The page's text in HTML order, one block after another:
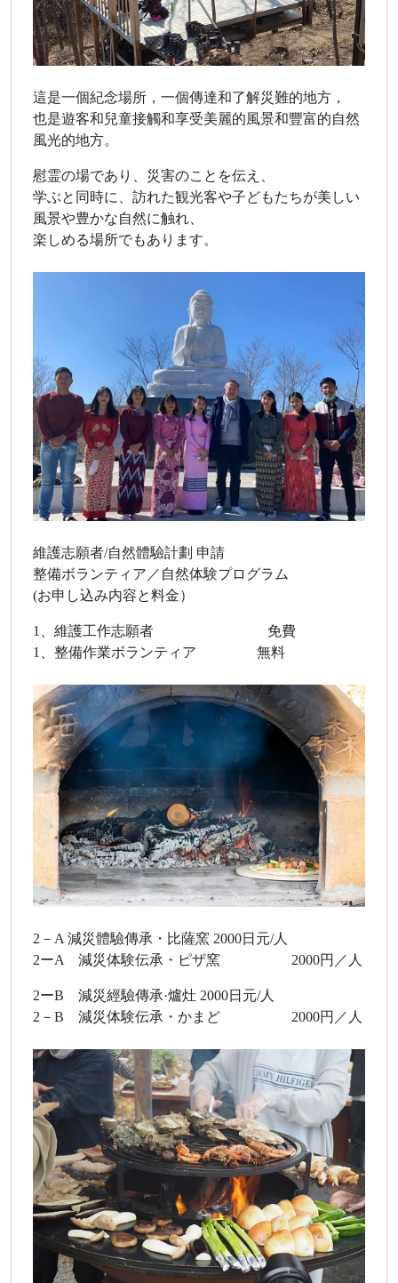
這是一個紀念場所，一個傳達和了解災難的地方，
也是遊客和兒童接觸和享受美麗的風景和豐富的自然
風光的地方。
慰霊の場であり、災害のことを伝え、
学ぶと同時に、訪れた観光客や子どもたちが美しい
風景や豊かな自然に触れ、
楽しめる場所でもあります。
維護志願者/自然體驗計劃 申請
整備ボランティア／自然体験プログラム
(お申し込み内容と料金）
1、維護工作志願者 免費
1、整備作業ボランティア 無料
2－A 減災體驗傳承・比薩窯 2000日元/人
2ーA 減災体験伝承・ピザ窯 2000円／人
2ーB 減災經驗傳承·爐灶 2000日元/人
2－B 減災体験伝承・かまど 2000円／人